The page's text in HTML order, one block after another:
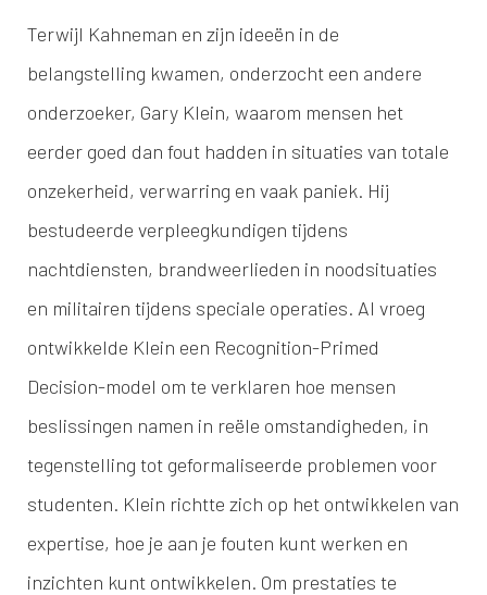
Terwijl Kahneman en zijn ideeën in de
belangstelling kwamen, onderzocht een andere
onderzoeker, Gary Klein, waarom mensen het
eerder goed dan fout hadden in situaties van totale
onzekerheid, verwarring en vaak paniek. Hij
bestudeerde verpleegkundigen tijdens
nachtdiensten, brandweerlieden in noodsituaties
en militairen tijdens speciale operaties. Al vroeg
ontwikkelde Klein een Recognition-Primed
Decision-model om te verklaren hoe mensen
beslissingen namen in reële omstandigheden, in
tegenstelling tot geformaliseerde problemen voor
studenten. Klein richtte zich op het ontwikkelen van
expertise, hoe je aan je fouten kunt werken en
inzichten kunt ontwikkelen. Om prestaties te